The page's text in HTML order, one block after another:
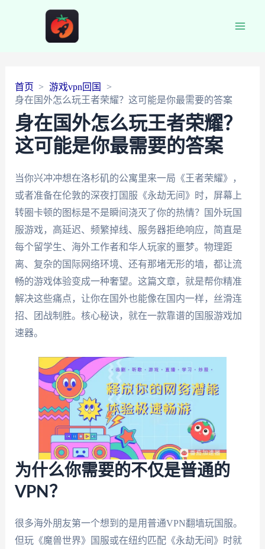
首页
游戏vpn回国
身在国外怎么玩王者荣耀？这可能是你最需要的答案
身在国外怎么玩王者荣耀？
这可能是你最需要的答案
当你兴冲冲想在洛杉矶的公寓里来一局《王者荣耀》，
或者准备在伦敦的深夜打国服《永劫无间》时，屏幕上
转圈卡顿的图标是不是瞬间浇灭了你的热情？国外玩国
服游戏，高延迟、频繁掉线、服务器拒绝响应，简直是
每个留学生、海外工作者和华人玩家的噩梦。物理距
离、复杂的国际网络环境、还有那堵无形的墙，都让流
畅的游戏体验变成一种奢望。这篇文章，就是帮你精准
解决这些痛点，让你在国外也能像在国内一样，丝滑连
招、团战制胜。核心秘诀，就在一款靠谱的国服游戏加
速器。
为什么你需要的不仅是普通的
VPN？
很多海外朋友第一个想到的是用普通VPN翻墙玩国服。
但玩《魔兽世界》国服或在纽约匹配《永劫无间》时就